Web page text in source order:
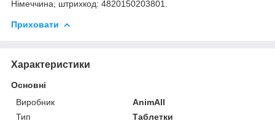
Німеччина; штрихкод: 4820150203801.
Приховати
Характеристики
Основні
Виробник
AnimAll
Тип
Таблетки